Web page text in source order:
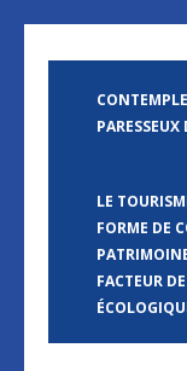
LE
FORME DE
FACTEUR